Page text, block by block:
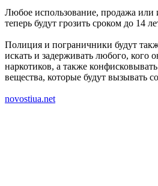
Любое использование, продажа или
теперь будут грозить сроком до 14
Полиция и пограничники будут
искать и задерживать любого, кого
наркотиков, а также
вещества, которые будут вызывать
novostiua.net